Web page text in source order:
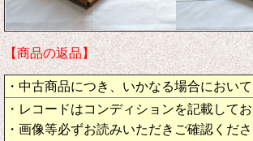
【商品の返品】
・中古商品につき、いかなる場合におい
・レコードはコンディションを記載して
・画像等必ずお読みいただきご確認くださ